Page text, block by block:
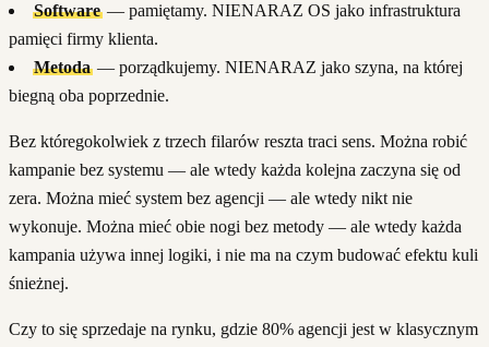
Software— pamiętamy. NIENARAZ OS jako infrastruktura
pamięci firmy klienta.
Metoda— porządkujemy. NIENARAZ jako szyna, na której
biegną oba poprzednie.
Bez któregokolwiek z trzech filarów reszta traci sens. Można robić
kampanie bez systemu — ale wtedy każda kolejna zaczyna się od
zera. Można mieć system bez agencji — ale wtedy nikt nie
wykonuje. Można mieć obie nogi bez metody — ale wtedy każda
kampania używa innej logiki, i nie ma na czym budować efektu kuli
śnieżnej.
Czy to się sprzedaje na rynku, gdzie 80% agencji jest w klasycznym